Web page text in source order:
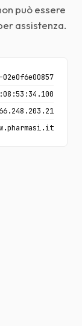
può essere
assistenza.